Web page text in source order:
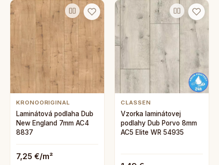
KRONOORIGINAL
Laminátová podlaha Dub
New England 7mm AC4
8837
7,25 €/m²
CLASSEN
Vzorka laminátovej
podlahy Dub Porvo 8mm
AC5 Elite WR 54935